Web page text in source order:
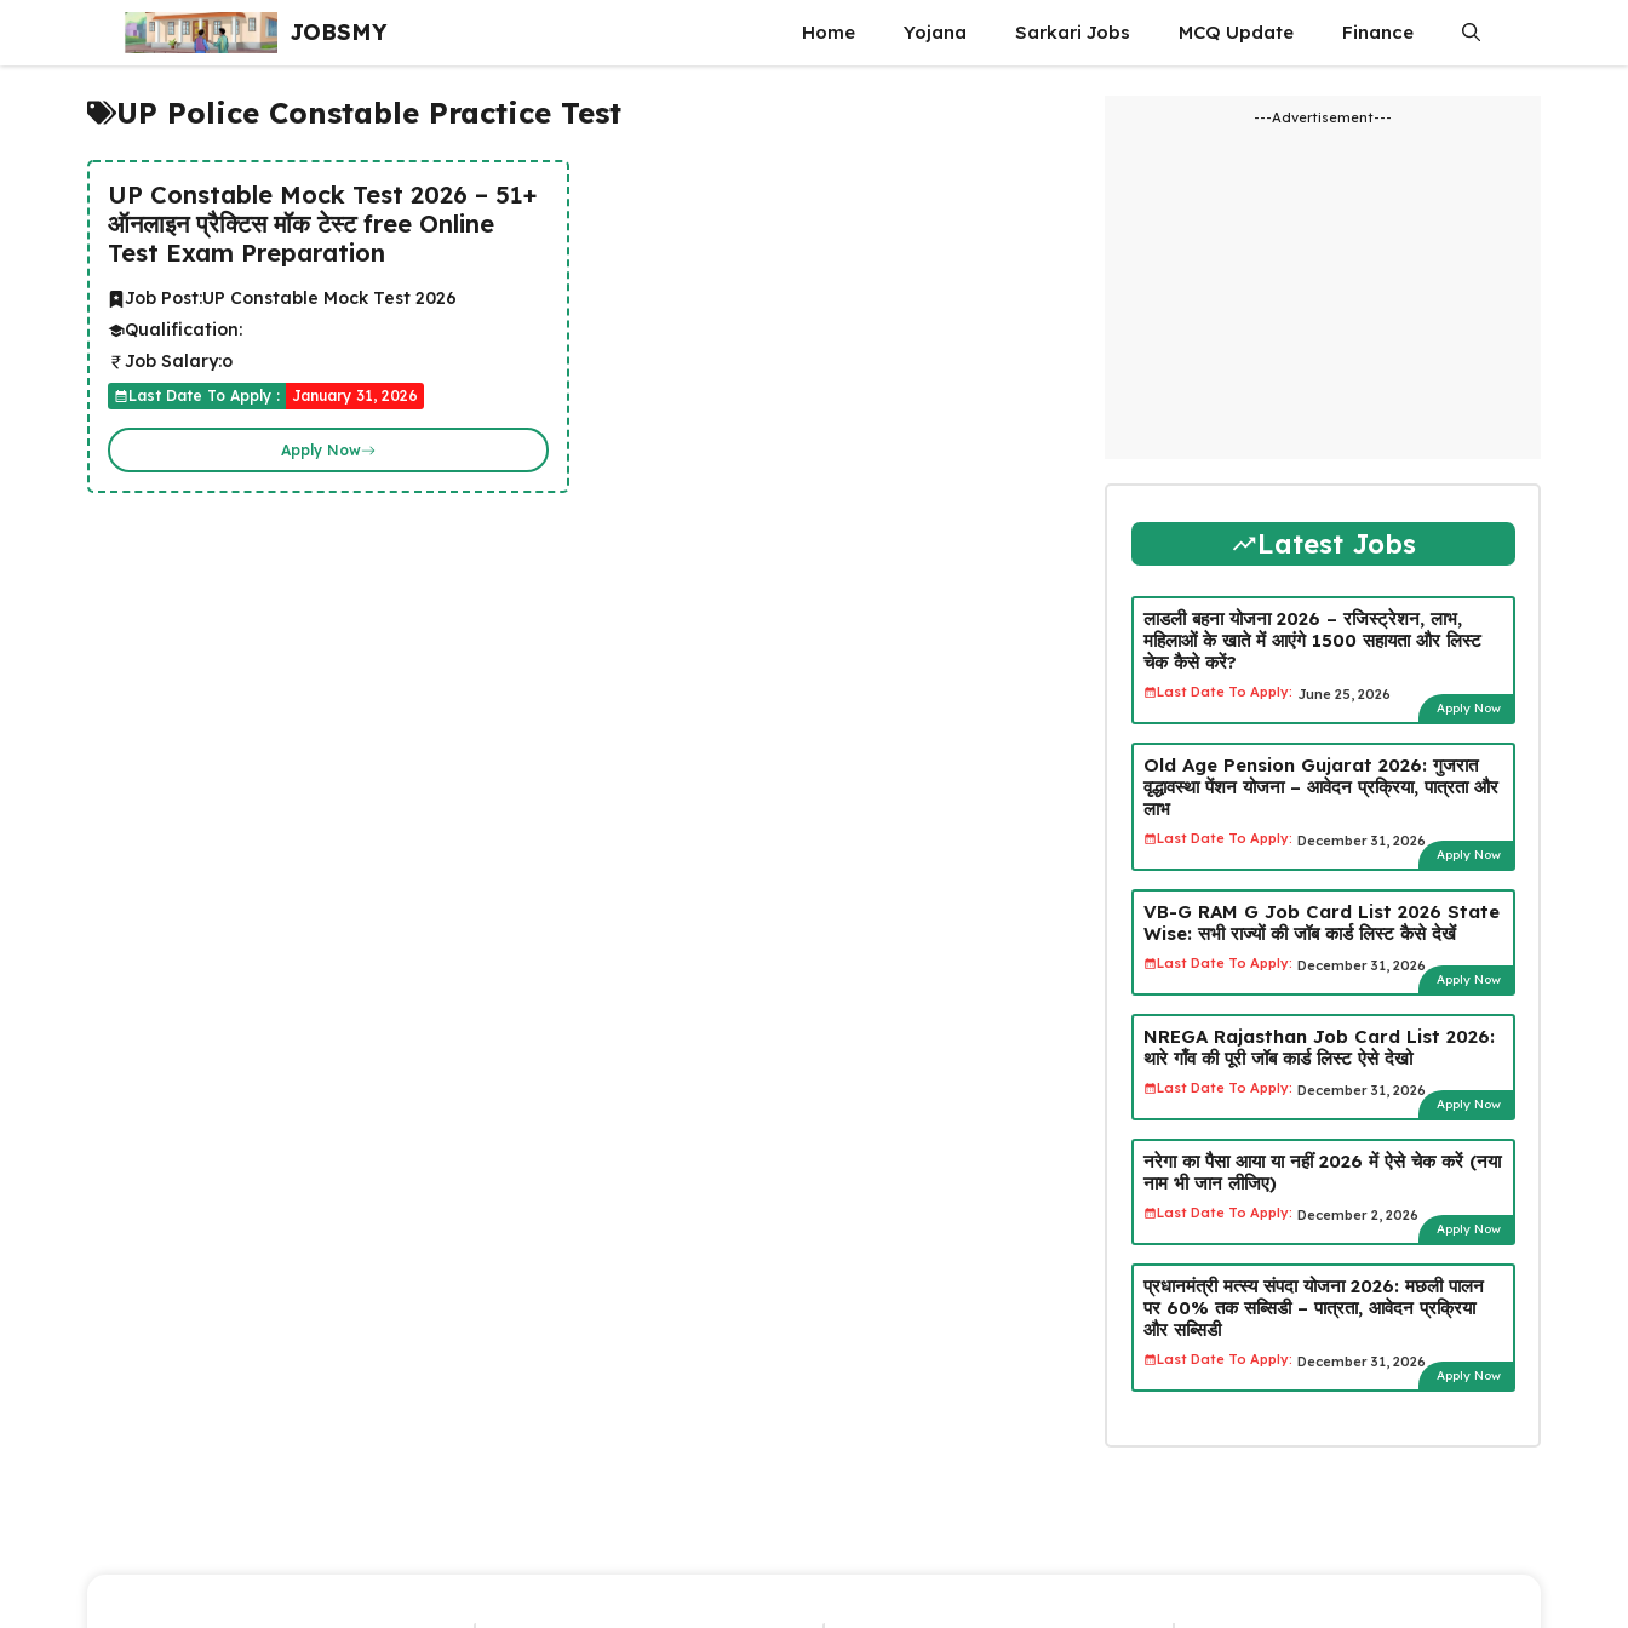
content
JOBSMY Home Yojana Sarkari Jobs MCQ Update Finance
UP Police Constable Practice Test
UP Constable Mock Test 2026 – 51+
ऑनलाइन प्रैक्टिस मॉक टेस्ट free Online
Test Exam Preparation
Job Post:UP Constable Mock Test 2026
Qualification:
Job Salary:o
Last Date To Apply : January 31, 2026
Apply Now
---Advertisement---
Latest Jobs
लाडली बहना योजना 2026 – रजिस्ट्रेशन, लाभ,
महिलाओं के खाते में आएंगे ₹1500 सहायता और लिस्ट
चेक कैसे करें?
Last Date To Apply: June 25, 2026
Apply Now
Old Age Pension Gujarat 2026: गुजरात
वृद्धावस्था पेंशन योजना – आवेदन प्रक्रिया, पात्रता और
लाभ
Last Date To Apply: December 31, 2026
Apply Now
VB-G RAM G Job Card List 2026 State
Wise: सभी राज्यों की जॉब कार्ड लिस्ट कैसे देखें
Last Date To Apply: December 31, 2026
Apply Now
NREGA Rajasthan Job Card List 2026:
थारे गाँव की पूरी जॉब कार्ड लिस्ट ऐसे देखो
Last Date To Apply: December 31, 2026
Apply Now
नरेगा का पैसा आया या नहीं 2026 में ऐसे चेक करें (नया
नाम भी जान लीजिए)
Last Date To Apply: December 2, 2026
Apply Now
प्रधानमंत्री मत्स्य संपदा योजना 2026: मछली पालन
पर 60% तक सब्सिडी – पात्रता, आवेदन प्रक्रिया
और सब्सिडी
Last Date To Apply: December 31, 2026
Apply Now